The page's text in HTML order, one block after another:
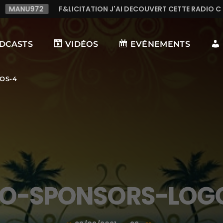
MANU972 F&LICITATION J'AI DECOUVERT CETTE RADIO C
VIDÉOS EVÉNEMENTS
4
SPONSORS-